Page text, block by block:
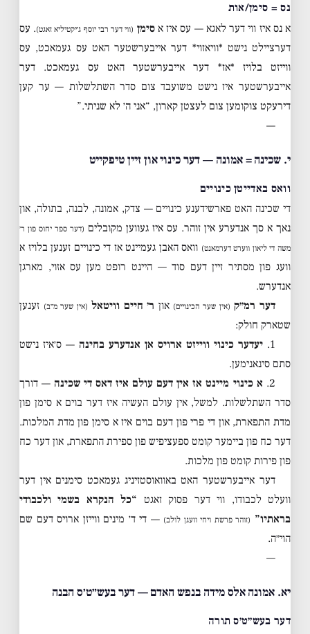
נס = סימן/אות
א נס איז ווי דער לאגא — עס איז אסימן (ווי דער רבי יוסף ג׳יקטיליא זאגט). עס
דערציילט נישט *וויאזוי* דער אייבערשטער האט עס געמאכט, עס
ווייזט בלויז *אז* דער אייבערשטער האט עס געמאכט. דער
אייבערשטער איז נישט משועבד צום סדר השתלשלות — ער קען
דירעקט צוקומען צום לעצטן קארון, “אני ה׳ לא שניתי.”
—
י. שכינה = אמונה — דער כינוי און זיין טיפקייט
וואס באדייטן כינויים
די שכינה האט פארשידענע כינויים — צדק, אמונה, לבנה, בתולה, און
נאך א סך אנדערע אין זוהר. עס איז געווען מקובלים (דער ספר יחוס פון ר׳
משה די ליאון ווערט דערמאנט) וואס האבן געמיינט אז די כינויים זענען בלויז א
וועג פון מסתיר זיין דעם סוד — היינט רופט מען עס אזוי, מארגן
אנדערש.
דער רמ״ק (אין שער הכינויים) און ר׳ חיים וויטאל (אין שער מ״ב) זענען
שטארק חולק:
1. יעדער כינוי ווייזט ארויס אן אנדערע בחינה — ס׳איז נישט
סתם סינאנימען.
2. א כינוי מיינט אז אין דעם עולם איז דאס די שכינה — דורך
סדר השתלשלות. למשל, אין עולם העשיה איז דער בוים א סימן פון
מדת התפארת, און די פרי פון דעם בוים איז א סימן פון מדת המלכות.
דער כח פון ביימער קומט ספעציפיש פון ספירת התפארת, און דער כח
פון פירות קומט פון מלכות.
דער אייבערשטער האט באוואוסטזיניג געמאכט סימנים אין דער
וועלט לכבודו, ווי דער פסוק זאגט “כל הנקרא בשמי ולכבודי
בראתיו” (זוהר פרשת ויחי וועגן לולב) — די ד׳ מינים ווייזן ארויס דעם שם
הוי״ה.
—
יא. אמונה אלס מידה בנפש האדם — דער בעש״ט׳ס הבנה
דער בעש״ט׳ס תורה